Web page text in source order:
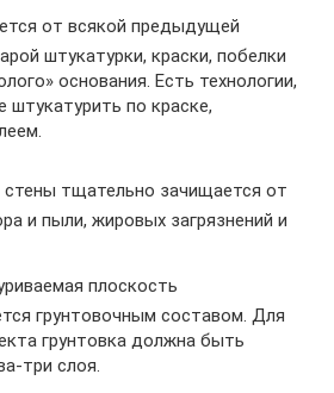
от всякой предыдущей
штукатурки, краски, побелки
основания. Есть технологии,
по краске,
стены тщательно зачищается от
и пыли, жировых загрязнений и
плоскость
грунтовочным составом. Для
грунтовка должна быть
три слоя.